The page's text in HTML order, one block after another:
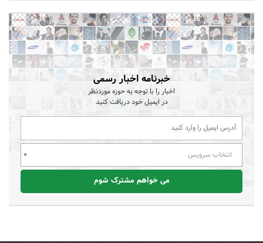
خبرنامه اخبار رسمی
اخبار را با توجه به حوزه موردنظر
در ایمیل خود دریافت کنید
انتخاب سرویس
می خواهم مشترک شوم